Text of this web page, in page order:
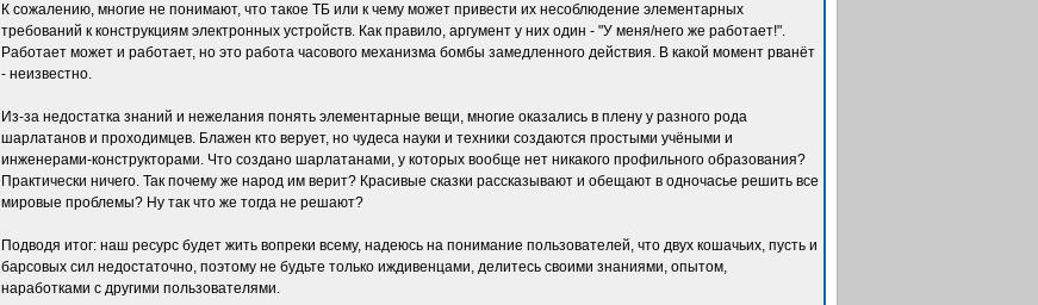
К сожалению, многие не понимают, что такое ТБ или к чему может привести их несоблюдение элементарных
требований к конструкциям электронных устройств. Как правило, аргумент у них один - "У меня/него же работает!".
Работает может и работает, но это работа часового механизма бомбы замедленного действия. В какой момент рванёт
- неизвестно.
Из-за недостатка знаний и нежелания понять элементарные вещи, многие оказались в плену у разного рода
шарлатанов и проходимцев. Блажен кто верует, но чудеса науки и техники создаются простыми учёными и
инженерами-конструкторами. Что создано шарлатанами, у которых вообще нет никакого профильного образования?
Практически ничего. Так почему же народ им верит? Красивые сказки рассказывают и обещают в одночасье решить все
мировые проблемы? Ну так что же тогда не решают?
Подводя итог: наш ресурс будет жить вопреки всему, надеюсь на понимание пользователей, что двух кошачьих, пусть и
барсовых сил недостаточно, поэтому не будьте только иждивенцами, делитесь своими знаниями, опытом,
наработками с другими пользователями.